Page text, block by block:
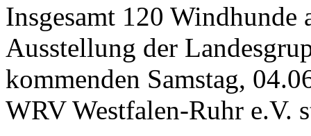
Insgesamt 120 Windhunde
Ausstellung der
kommenden Samstag,
WRV Westfalen-Ruhr e.V.